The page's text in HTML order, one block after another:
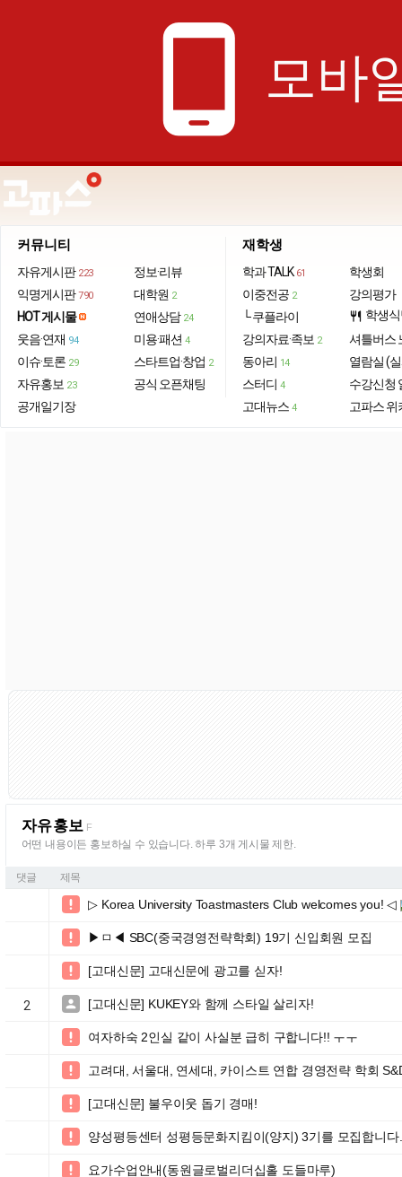
phone_android 모바
커뮤니티
자유게시판 223
익명게시판 790
HOT 게시물
웃음·연재 94
이슈·토론 29
자유홍보 23
공개일기장
정보·리뷰
대학원 2
연애상담 24
미용·패션 4
스타트업·창업 2
공식 오픈채팅
재학생
학과 TALK 61
이중전공 2
└ 쿠플라이
강의자료·족보 2
동아리 14
스터디 4
고대뉴스 4
학생회
강의평가
restaurant 학생
셔틀버스
열람실 (
수강신청
고파스 위
자유홍보 F
어떤 내용이든 홍보하실 수 있습니다. 하루 3개 게시물 제한.
댓글 제목
 ▷ Korea University Toastmasters Club welcomes you! ◁
 ▶ㅁ◀ SBC(중국경영전략학회) 19기 신입회원 모집
 [고대신문] 고대신문에 광고를 싣자!
2  [고대신문] KUKEY와 함께 스타일 살리자!
 여자하숙 2인실 같이 사실분 급히 구합니다!! ㅜㅜ
 고려대, 서울대, 연세대, 카이스트 연합 경영전략 학회
 [고대신문] 불우이웃 돕기 경매!
 양성평등센터 성평등문화지킴이(양지) 3기를 모집합니다.
 요가수업안내(동원글로벌리더십홀 도들마루)